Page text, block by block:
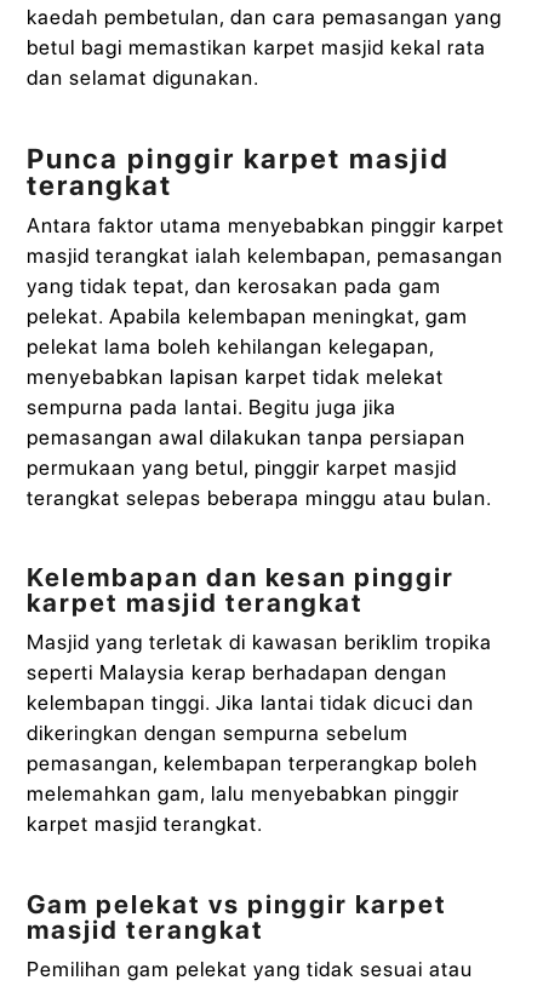
kaedah pembetulan, dan cara pemasangan yang
betul bagi memastikan karpet masjid kekal rata
dan selamat digunakan.
Punca pinggir karpet masjid
terangkat
Antara faktor utama menyebabkan pinggir karpet
masjid terangkat ialah kelembapan, pemasangan
yang tidak tepat, dan kerosakan pada gam
pelekat. Apabila kelembapan meningkat, gam
pelekat lama boleh kehilangan kelegapan,
menyebabkan lapisan karpet tidak melekat
sempurna pada lantai. Begitu juga jika
pemasangan awal dilakukan tanpa persiapan
permukaan yang betul, pinggir karpet masjid
terangkat selepas beberapa minggu atau bulan.
Kelembapan dan kesan pinggir
karpet masjid terangkat
Masjid yang terletak di kawasan beriklim tropika
seperti Malaysia kerap berhadapan dengan
kelembapan tinggi. Jika lantai tidak dicuci dan
dikeringkan dengan sempurna sebelum
pemasangan, kelembapan terperangkap boleh
melemahkan gam, lalu menyebabkan pinggir
karpet masjid terangkat.
Gam pelekat vs pinggir karpet
masjid terangkat
Pemilihan gam pelekat yang tidak sesuai atau